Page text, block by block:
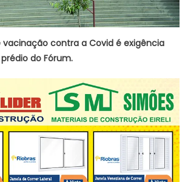
contra a Covid é exigência
do Fórum.